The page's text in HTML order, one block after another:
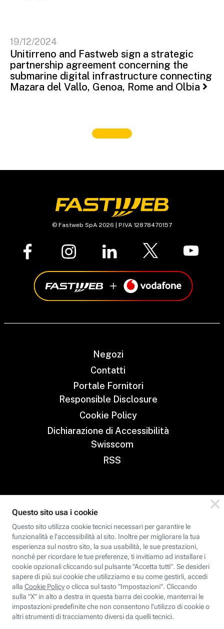
19/12/2024
Unitirreno and Fastweb sign a strategic
partnership agreement concerning the
submarine digital infrastructure connecting
Mazara del Vallo, Genoa, Rome and Olbia
© Fastweb SpA 2026 | P.IVA 12878470157
Negozi
Contatti
Portale Fornitori
Responsible Disclosure
Cookie Policy
Dichiarazione di Accessibilità
Swisscom
RSS